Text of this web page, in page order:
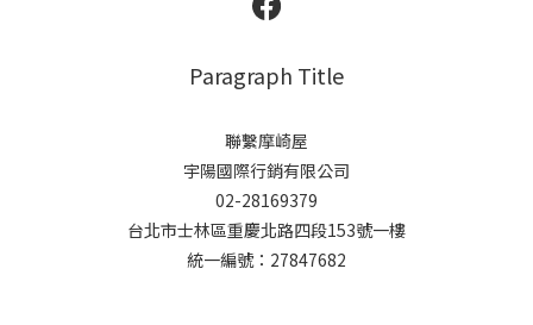
Paragraph Title
聯繫摩崎屋
宇陽國際行銷有限公司
02-28169379
台北市士林區重慶北路四段153號一樓
統一編號：27847682